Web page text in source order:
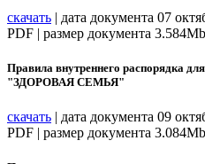
скачать | дата документа 07
PDF | размер документа 3.584Mb
Правила внутреннего распорядка
"ЗДОРОВАЯ СЕМЬЯ"
скачать | дата документа 09
PDF | размер документа 3.084Mb